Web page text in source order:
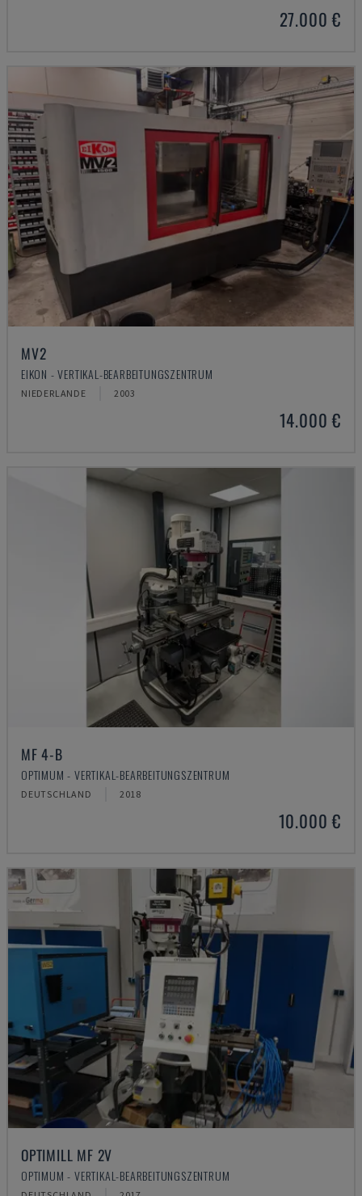
27.000 €
MV2
EIKON - VERTIKAL-BEARBEITUNGSZENTRUM
NIEDERLANDE 2003
14.000 €
MF 4-B
OPTIMUM - VERTIKAL-BEARBEITUNGSZENTRUM
DEUTSCHLAND 2018
10.000 €
OPTIMILL MF 2V
OPTIMUM - VERTIKAL-BEARBEITUNGSZENTRUM